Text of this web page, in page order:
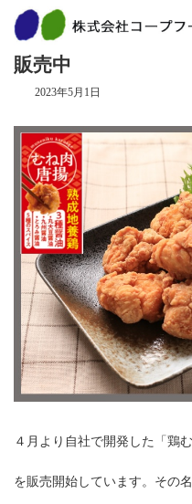
当社オリジナル「
販売中
2023年5月1日
４月より自社で開発した「鶏
を販売開始しています。その